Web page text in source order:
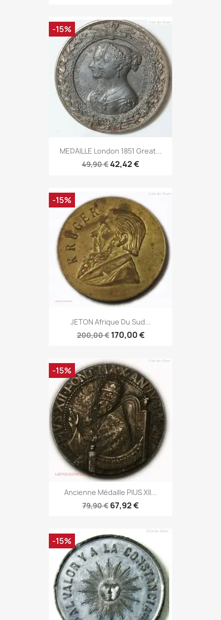
MEDAILLE London 1851 Great...
49,90 €42,42 €
-15%
JETON Afrique Du Sud...
200,00 € 170,00 €
-15%
Ancienne Médaille PIUS XII...
79,90 € 67,92 €
-15%
-15%